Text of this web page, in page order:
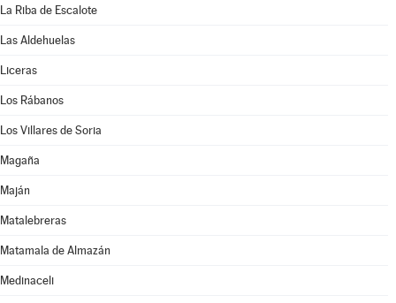
La Riba de Escalote
Las Aldehuelas
Liceras
Los Rábanos
Los Villares de Soria
Magaña
Maján
Matalebreras
Matamala de Almazán
Medinaceli